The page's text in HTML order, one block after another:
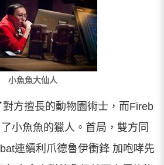
小魚魚大仙人
方擅長的動物園術士，而Fireb
小魚魚的獵人。首局，雙方同
連續利爪德魯伊衝鋒 加咆哮先